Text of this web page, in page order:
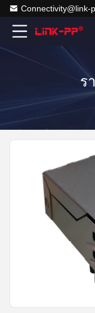
Connectivity@link-
ร